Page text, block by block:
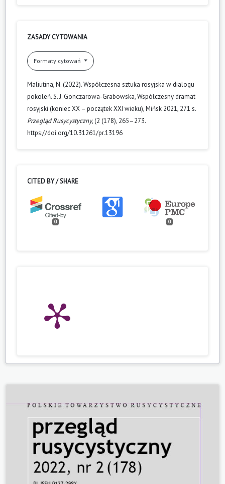
ZASADY CYTOWANIA
Formaty cytowań
Maliutina, N. (2022). Współczesna sztuka rosyjska w dialogu
pokoleń. S. J. Gonczarowa-Grabowska, Współczesny dramat
rosyjski (koniec XX – początek XXI wieku), Mińsk 2021, 271 s.
Przegląd Rusycystyczny, (2 (178), 265–273.
https://doi.org/10.31261/pr.13196
CITED BY / SHARE
0 0